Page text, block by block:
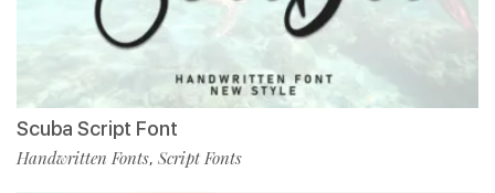
Scuba Script Font
Handwritten Fonts, Script Fonts